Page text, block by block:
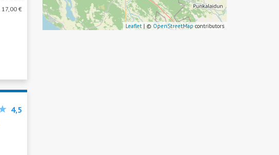
Leaflet | © OpenStreetMap contributors
17,00 €
4,5